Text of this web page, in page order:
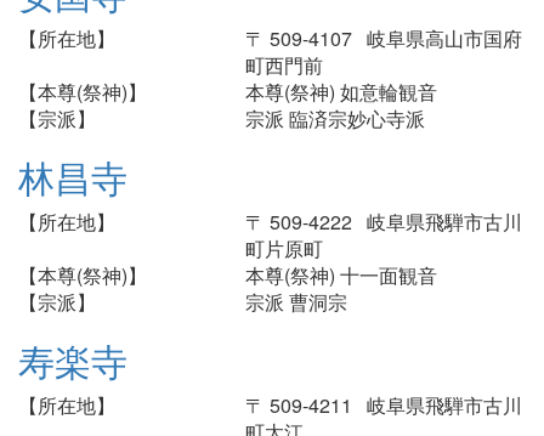
【所在地】
〒 509-4107 岐阜県高山市国府
町西門前
【本尊(祭神)】
本尊(祭神) 如意輪観音
【宗派】
宗派 臨済宗妙心寺派
林昌寺
【所在地】
〒 509-4222 岐阜県飛騨市古川
町片原町
【本尊(祭神)】
本尊(祭神) 十一面観音
【宗派】
宗派 曹洞宗
寿楽寺
【所在地】
〒 509-4211 岐阜県飛騨市古川